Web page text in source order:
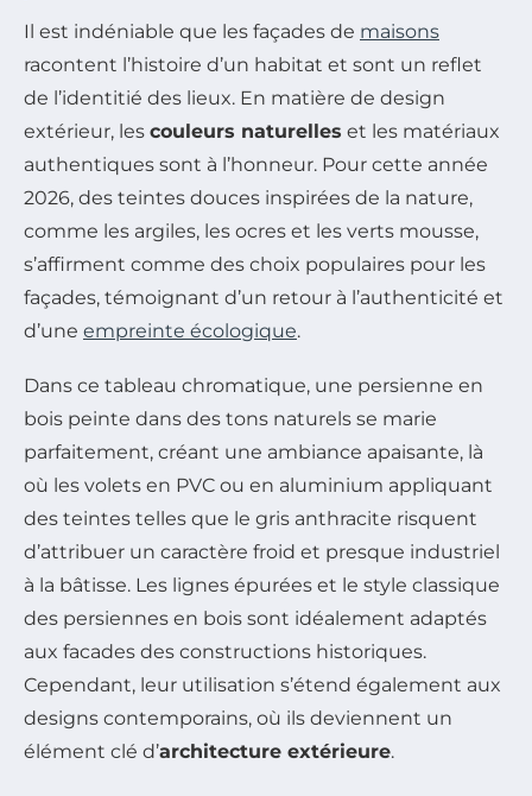
Il est indéniable que les façades de maisons
racontent l’histoire d’un habitat et sont un reflet
de l’identitié des lieux. En matière de design
extérieur, les couleurs naturelles et les matériaux
authentiques sont à l’honneur. Pour cette année
2026, des teintes douces inspirées de la nature,
comme les argiles, les ocres et les verts mousse,
s’affirment comme des choix populaires pour les
façades, témoignant d’un retour à l’authenticité et
d’une empreinte écologique.
Dans ce tableau chromatique, une persienne en
bois peinte dans des tons naturels se marie
parfaitement, créant une ambiance apaisante, là
où les volets en PVC ou en aluminium appliquant
des teintes telles que le gris anthracite risquent
d’attribuer un caractère froid et presque industriel
à la bâtisse. Les lignes épurées et le style classique
des persiennes en bois sont idéalement adaptés
aux facades des constructions historiques.
Cependant, leur utilisation s’étend également aux
designs contemporains, où ils deviennent un
élément clé d’architecture extérieure.